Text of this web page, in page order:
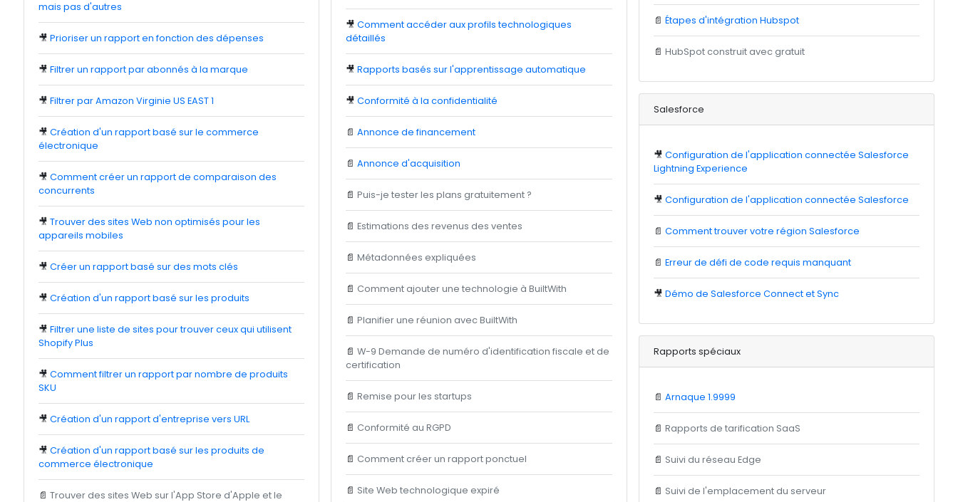
mais pas d'autres
🎥 Prioriser un rapport en fonction des dépenses
🎥 Filtrer un rapport par abonnés à la marque
🎥 Filtrer par Amazon Virginie US EAST 1
🎥 Création d'un rapport basé sur le commerce
électronique
🎥 Comment créer un rapport de comparaison des
concurrents
🎥 Trouver des sites Web non optimisés pour les
appareils mobiles
🎥 Créer un rapport basé sur des mots clés
🎥 Création d'un rapport basé sur les produits
🎥 Filtrer une liste de sites pour trouver ceux qui utilisent
Shopify Plus
🎥 Comment filtrer un rapport par nombre de produits
SKU
🎥 Création d'un rapport d'entreprise vers URL
🎥 Création d'un rapport basé sur les produits de
commerce électronique
📄 Trouver des sites Web sur l'App Store d'Apple et le
🎥Comment accéder aux profils technologiques
détaillés
🎥Rapports basés sur l'apprentissage automatique
🎥Conformité à la confidentialité
📄Annonce de financement
📄Annonce d'acquisition
📄Puis-je tester les plans gratuitement ?
📄Estimations des revenus des ventes
📄Métadonnées expliquées
📄 Comment ajouter une technologie à BuiltWith
📄Planifier une réunion avec BuiltWith
📄W-9 Demande de numéro d'identification fiscale et de
certification
📄Remise pour les startups
📄 Conformité au RGPD
📄 Comment créer un rapport ponctuel
📄 Site Web technologique expiré
📄 Étapes d'intégration Hubspot
📄 HubSpot construit avec gratuit
Salesforce
🎥 Configuration de l'application connectée Salesforce
Lightning Experience
🎥 Configuration de l'application connectée Salesforce
📄 Comment trouver votre région Salesforce
📄 Erreur de défi de code requis manquant
🎥 Démo de Salesforce Connect et Sync
Rapports spéciaux
📄 Arnaque 1.9999
📄 Rapports de tarification SaaS
📄 Suivi du réseau Edge
📄 Suivi de l'emplacement du serveur